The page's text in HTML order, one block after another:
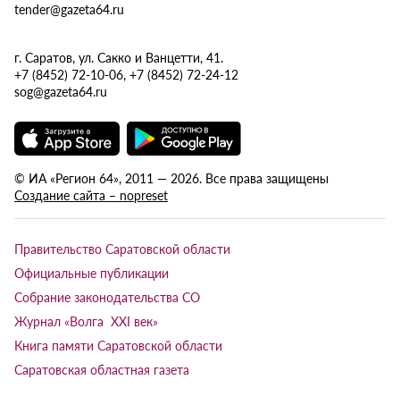
tender@gazeta64.ru
г. Саратов, ул. Сакко и Ванцетти, 41.
+7 (8452) 72-10-06, +7 (8452) 72-24-12
sog@gazeta64.ru
© ИА «Регион 64», 2011 — 2026. Все права защищены
Создание сайта – nopreset
Правительство Саратовской области
Официальные публикации
Собрание законодательства СО
Журнал «Волга XXI век»
Книга памяти Саратовской области
Саратовская областная газета